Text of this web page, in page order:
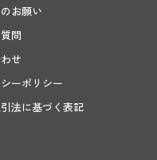
お願い
問
せ
ーポリシー
法に基づく表記